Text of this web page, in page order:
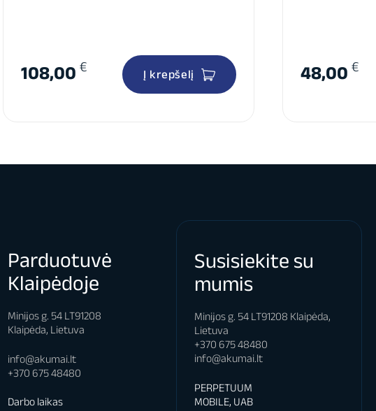
108,00 €
Į krepšelį 48,00 €
Parduotuvė
Klaipėdoje
Minijos g. 54 LT91208
Klaipėda, Lietuva
info@akumai.lt
+370 675 48480
Darbo laikas
Susisiekite su
mumis
Minijos g. 54 LT91208 Klaipėda,
Lietuva
+370 675 48480
info@akumai.lt
PERPETUUM
MOBILE, UAB